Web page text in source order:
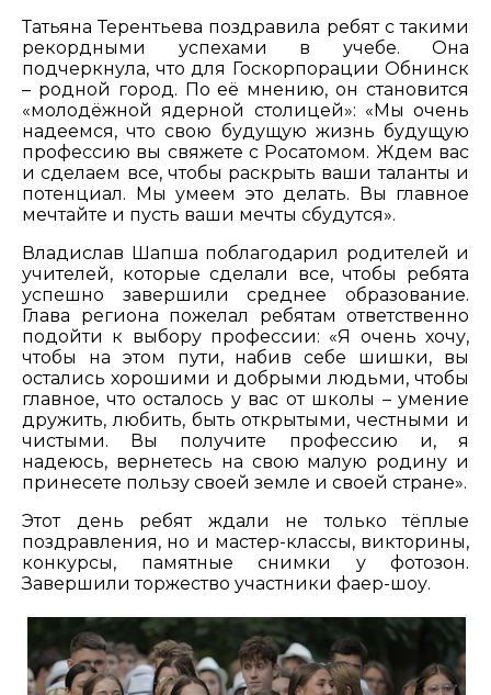
Татьяна Терентьева поздравила ребят с такими
рекордными успехами в учебе. Она
подчеркнула, что для Госкорпорации Обнинск
– родной город. По её мнению, он становится
«молодёжной ядерной столицей»: «Мы очень
надеемся, что свою будущую жизнь будущую
профессию вы свяжете с Росатомом. Ждем вас
и сделаем все, чтобы раскрыть ваши таланты и
потенциал. Мы умеем это делать. Вы главное
мечтайте и пусть ваши мечты сбудутся».
Владислав Шапша поблагодарил родителей и
учителей, которые сделали все, чтобы ребята
успешно завершили среднее образование.
Глава региона пожелал ребятам ответственно
подойти к выбору профессии: «Я очень хочу,
чтобы на этом пути, набив себе шишки, вы
остались хорошими и добрыми людьми, чтобы
главное, что осталось у вас от школы – умение
дружить, любить, быть открытыми, честными и
чистыми. Вы получите профессию и, я
надеюсь, вернетесь на свою малую родину и
принесете пользу своей земле и своей стране».
Этот день ребят ждали не только тёплые
поздравления, но и мастер-классы, викторины,
конкурсы, памятные снимки у фотозон.
Завершили торжество участники фаер-шоу.